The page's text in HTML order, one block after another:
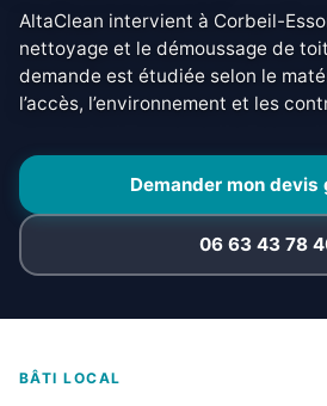
AltaClean intervient à Corbeil-
nettoyage et le démoussage de
demande est étudiée selon le
l’accès, l’environnement et les
Demander mon
06 63 43 78
BÂTI LOCAL